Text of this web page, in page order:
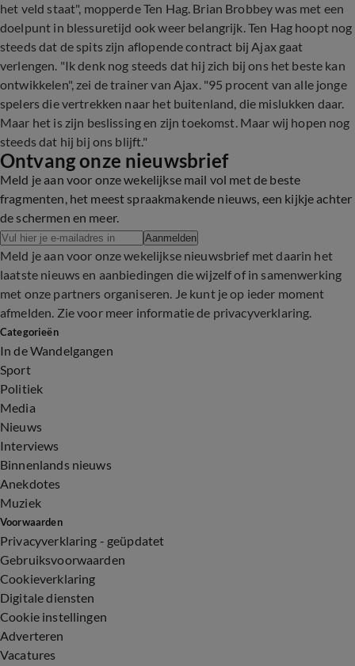
het veld staat", mopperde Ten Hag. Brian Brobbey was met een
doelpunt in blessuretijd ook weer belangrijk. Ten Hag hoopt nog
steeds dat de spits zijn aflopende contract bij Ajax gaat
verlengen. "Ik denk nog steeds dat hij zich bij ons het beste kan
ontwikkelen", zei de trainer van Ajax. "95 procent van alle jonge
spelers die vertrekken naar het buitenland, die mislukken daar.
Maar het is zijn beslissing en zijn toekomst. Maar wij hopen nog
steeds dat hij bij ons blijft."
Ontvang onze nieuwsbrief
Meld je aan voor onze wekelijkse mail vol met de beste
fragmenten, het meest spraakmakende nieuws, een kijkje achter
de schermen en meer.
Aanmelden
Meld je aan voor onze wekelijkse nieuwsbrief met daarin het
laatste nieuws en aanbiedingen die wijzelf of in samenwerking
met onze partners organiseren. Je kunt je op ieder moment
afmelden. Zie voor meer informatie de privacyverklaring.
Categorieën
In de Wandelgangen
Sport
Politiek
Media
Nieuws
Interviews
Binnenlands nieuws
Anekdotes
Muziek
Voorwaarden
Privacyverklaring - geüpdatet
Gebruiksvoorwaarden
Cookieverklaring
Digitale diensten
Cookie instellingen
Adverteren
Vacatures